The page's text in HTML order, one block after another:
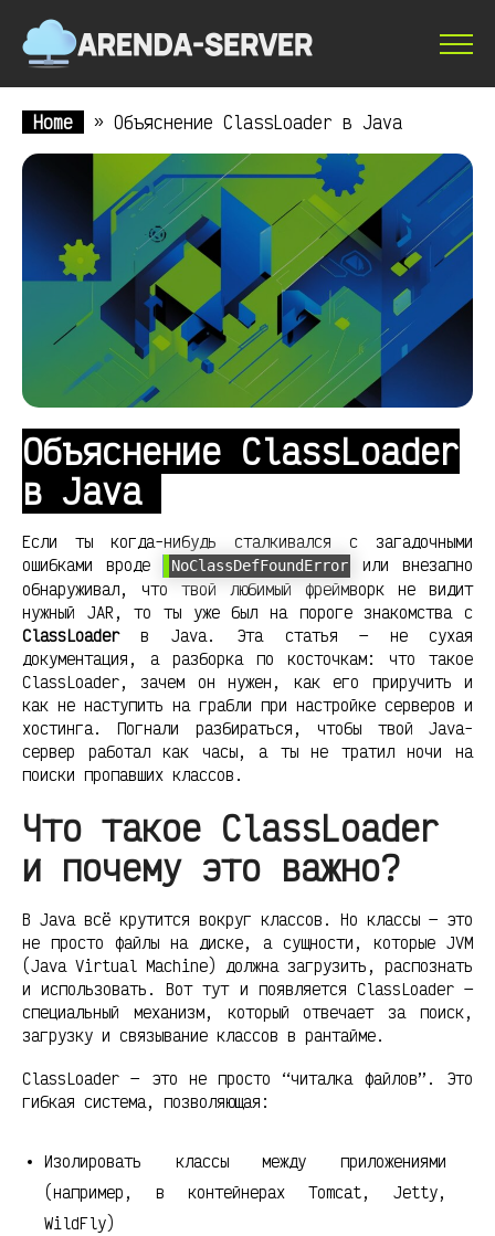
Home » Объяснение ClassLoader в Java
Объяснение ClassLoader
в Java
Если ты когда-нибудь сталкивался с загадочными
ошибками вроде
NoClassDefFoundError
или внезапно
обнаруживал, что твой любимый фреймворк не видит
нужный JAR, то ты уже был на пороге знакомства с
ClassLoaderв Java. Эта статья — не сухая
документация, а разборка по косточкам: что такое
ClassLoader, зачем он нужен, как его приручить и
как не наступить на грабли при настройке серверов и
хостинга. Погнали разбираться, чтобы твой Java-
сервер работал как часы, а ты не тратил ночи на
поиски пропавших классов.
Что такое ClassLoader
и почему это важно?
В Java всё крутится вокруг классов. Но классы — это
не просто файлы на диске, а сущности, которые JVM
(Java Virtual Machine) должна загрузить, распознать
и использовать. Вот тут и появляется ClassLoader —
специальный механизм, который отвечает за поиск,
загрузку и связывание классов в рантайме.
ClassLoader — это не просто “читалка файлов”. Это
гибкая система, позволяющая:
Изолировать классы между приложениями
(например, в контейнерах Tomcat, Jetty,
WildFly)